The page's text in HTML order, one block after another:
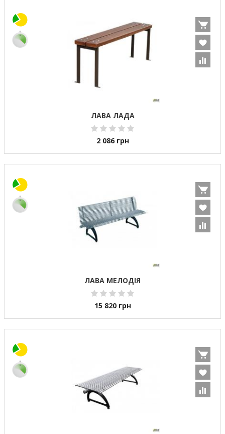
ЛАВА ЛАДА
2 086 грн
ЛАВА МЕЛОДІЯ
15 820 грн